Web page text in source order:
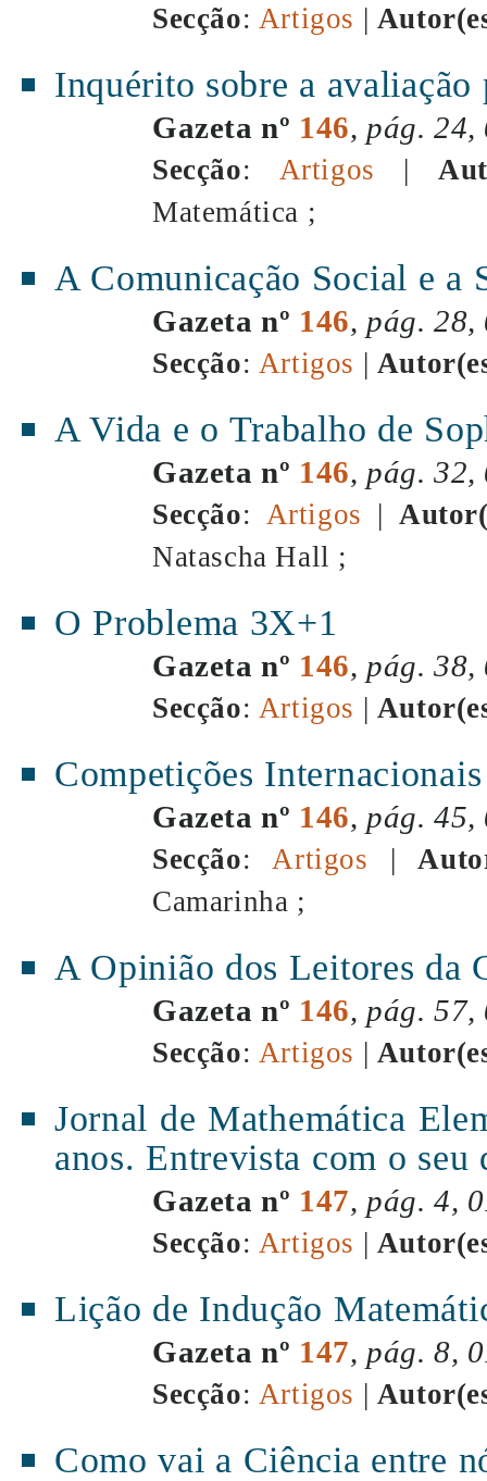
Secção: Artigos |
Inquérito sobre a avaliação
Gazeta nº 146, pág. 24,
Secção: Artigos |
Matemática ;
A Comunicação Social e a
Gazeta nº 146, pág. 28,
Secção: Artigos |
A Vida e o Trabalho de
Gazeta nº 146, pág. 32,
Secção: Artigos |
Natascha Hall ;
O Problema 3X+1
Gazeta nº 146, pág. 38,
Secção: Artigos |
Competições
Gazeta nº 146, pág. 45,
Secção: Artigos |
Camarinha ;
A Opinião dos Leitores da
Gazeta nº 146, pág. 57,
Secção: Artigos |
Jornal de Mathemática
anos. Entrevista com o
Gazeta nº 147, pág. 4,
Secção: Artigos |
Lição de Indução
Gazeta nº 147, pág. 8,
Secção: Artigos |
Como vai a Ciência entre